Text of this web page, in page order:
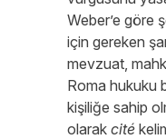
Weber’e göre
için gereken
mevzuat,
Roma hukuku
kişiliğe sahip
olarak cité